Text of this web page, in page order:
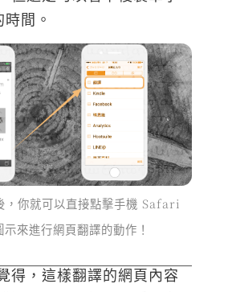
間。
，你就可以直接點擊手機 Safari
來進行網頁翻譯的動作！
得，這樣翻譯的網頁內容